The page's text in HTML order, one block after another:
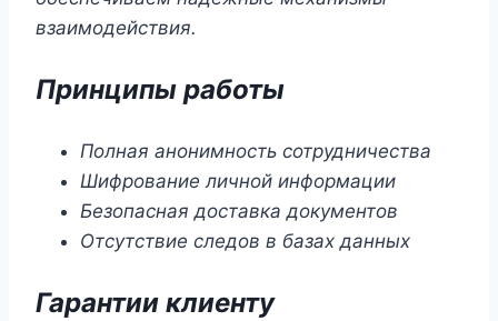
взаимодействия.
Принципы работы
Полная анонимность сотрудничества
Шифрование личной информации
Безопасная доставка документов
Отсутствие следов в базах данных
Гарантии клиенту